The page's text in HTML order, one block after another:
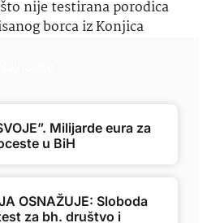
nije testirana porodica
borca iz Konjica
Milijarde eura za
u BiH
OSNAŽUJE: Sloboda
za bh. društvo i